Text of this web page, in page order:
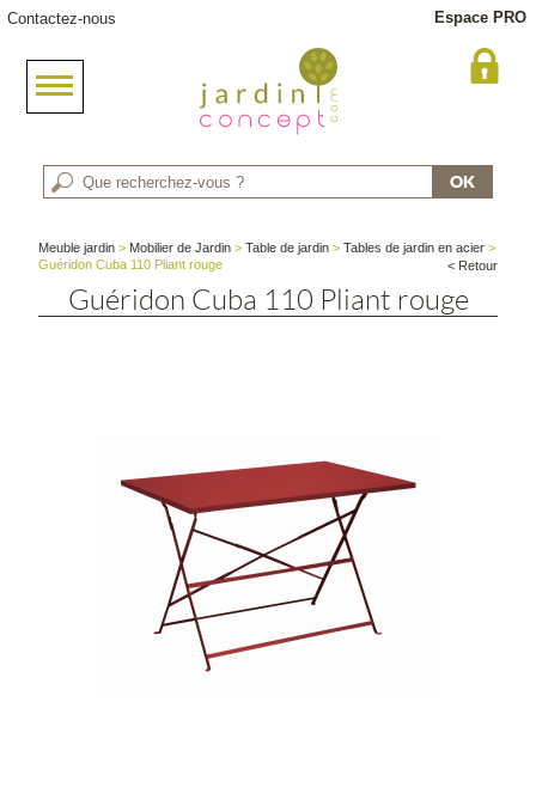
Contactez-nous Espace PRO
Meuble jardin > Mobilier de Jardin >Table de jardin >Tables de jardin en acier >
Guéridon Cuba 110 Pliant rouge
< Retour
Guéridon Cuba 110 Pliant rouge